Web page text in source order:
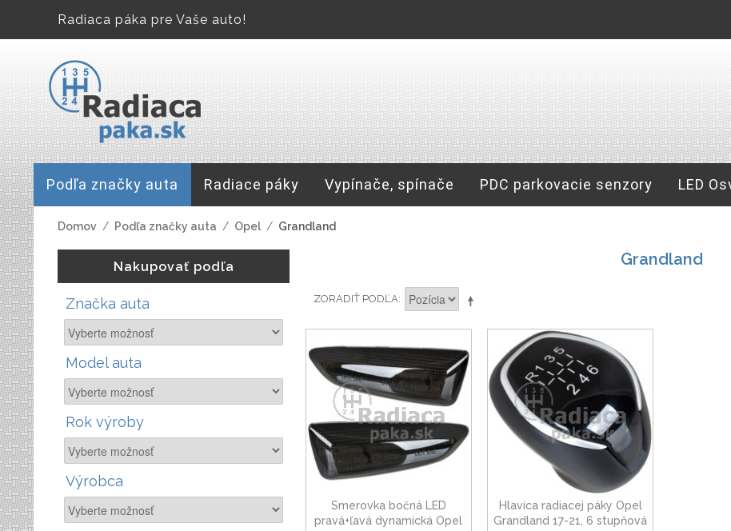
Radiaca páka pre Vaše auto!
Podľa značky auta Radiace páky Vypínače, spínače PDC parkovacie senzory LED
Domov / Podľa značky auta / Opel / Grandland
Nakupovať podľa
Značka auta
Model auta
Rok výroby
Výrobca
Grandland
ZORADIŤ PODĽA
Smerovka bočná LED
pravá+ľavá dynamická Opel
Hlavica radiacej páky Opel
Grandland 17-21, 6 stupňová